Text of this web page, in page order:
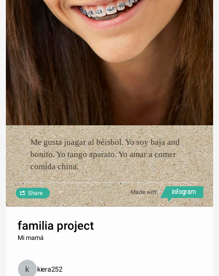
Me gusta juagar al béisbol. Yo soy baja and
bonito. Yo tango aparato. Yo amar a comer
comida china.
Made with
Share
familia project
Mi mamá
kiera252